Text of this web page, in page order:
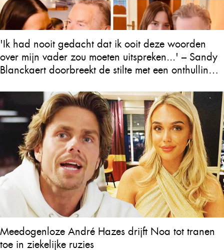
'Ik had nooit gedacht dat ik ooit deze woorden
over mijn vader zou moeten uitspreken...' – Sandy
Blanckaert doorbreekt de stilte met een onthulling
achterlaat
Meedogenloze André Hazes drijft Noa tot tranen
toe in ziekelijke ruzies